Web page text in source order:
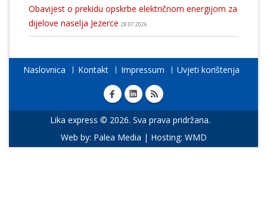
Obavijest o prekidu opskrbe električnom energijom za
dijelove naselja Jezerce 28.07.2026
Naslovnica Kontakt Impressum Uvjeti korištenja
Lika express © 2026. Sva prava pridržana.
Web by: Palea Media | Hosting: WMD